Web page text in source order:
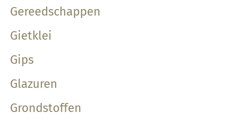
Gereedschappen
Gietklei
Gips
Glazuren
Grondstoffen